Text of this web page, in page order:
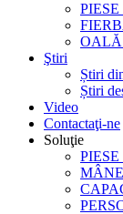
OALĂ
Ştiri
Știri
Știri
Video
Contactaţi-ne
Soluţie